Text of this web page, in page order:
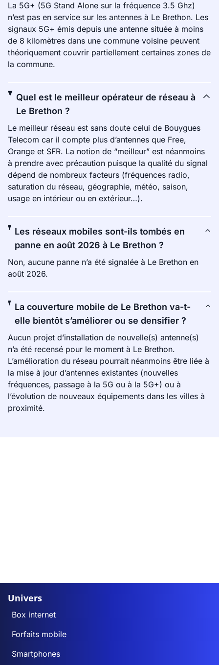
La 5G+ (5G Stand Alone sur la fréquence 3.5 Ghz)
n’est pas en service sur les antennes à Le Brethon. Les
signaux 5G+ émis depuis une antenne située à moins
de 8 kilomètres dans une commune voisine peuvent
théoriquement couvrir partiellement certaines zones de
la commune.
Quel est le meilleur opérateur de réseau à
Le Brethon ?
Le meilleur réseau est sans doute celui de Bouygues
Telecom car il compte plus d’antennes que Free,
Orange et SFR. La notion de “meilleur” est néanmoins
à prendre avec précaution puisque la qualité du signal
dépend de nombreux facteurs (fréquences radio,
saturation du réseau, géographie, météo, saison,
usage en intérieur ou en extérieur…).
Les réseaux mobiles sont-ils tombés en
panne en août 2026 à Le Brethon ?
Non, aucune panne n’a été signalée à Le Brethon en
août 2026.
La couverture mobile de Le Brethon va-t-
elle bientôt s’améliorer ou se densifier ?
Aucun projet d’installation de nouvelle(s) antenne(s)
n’a été recensé pour le moment à Le Brethon.
L’amélioration du réseau pourrait néanmoins être liée à
la mise à jour d’antennes existantes (nouvelles
fréquences, passage à la 5G ou à la 5G+) ou à
l’évolution de nouveaux équipements dans les villes à
proximité.
Univers
Box internet
Forfaits mobile
Smartphones